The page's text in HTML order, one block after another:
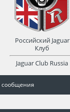
Российский Jaguar
Клуб
Jaguar Club Russia